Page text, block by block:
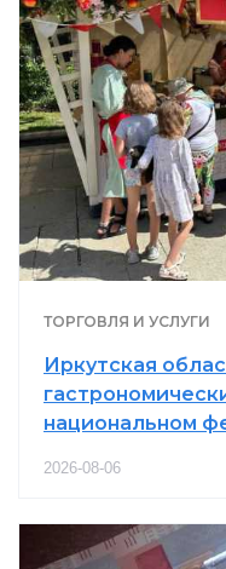
ТОРГОВЛЯ И УСЛУГИ
Иркутская
национальном
2026-08-06